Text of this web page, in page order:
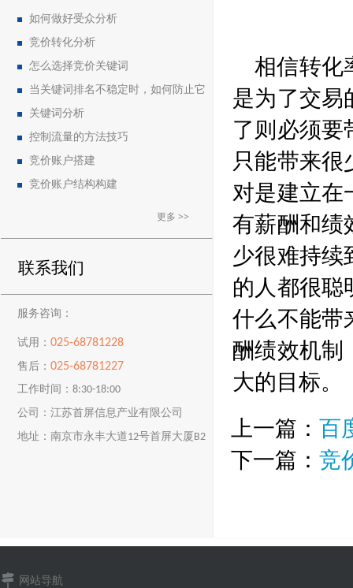
如何做好受众分析
竞价转化分析
怎么选择竞价关键词
当关键词排名不稳定时，如何防止它
下降？
关键词分析
控制流量的方法技巧
竞价账户搭建
竞价账户结构构建
更多 >>
联系我们
服务咨询：
试用：025-68781228
售后：025-68781227
工作时间：8:30-18:00
公司：江苏首屏信息产业有限公司
地址：南京市永丰大道12号首屏大厦B2
相信转化
是为了交易
了则必须要
只能带来
对是建立在
有薪酬和绩
少很难持续
的人都很聪
什么不能带
酬绩效机制
大的目标。
上一篇： 百
下一篇： 竞
网站导航